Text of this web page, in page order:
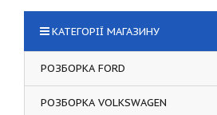
КАТЕГОРІЇ МАГАЗИНУ
РОЗБОРКА FORD
РОЗБОРКА VOLKSWAGEN